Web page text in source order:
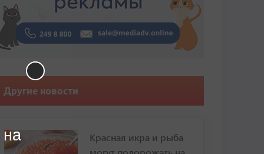
Другие новости
Красная икра и рыба